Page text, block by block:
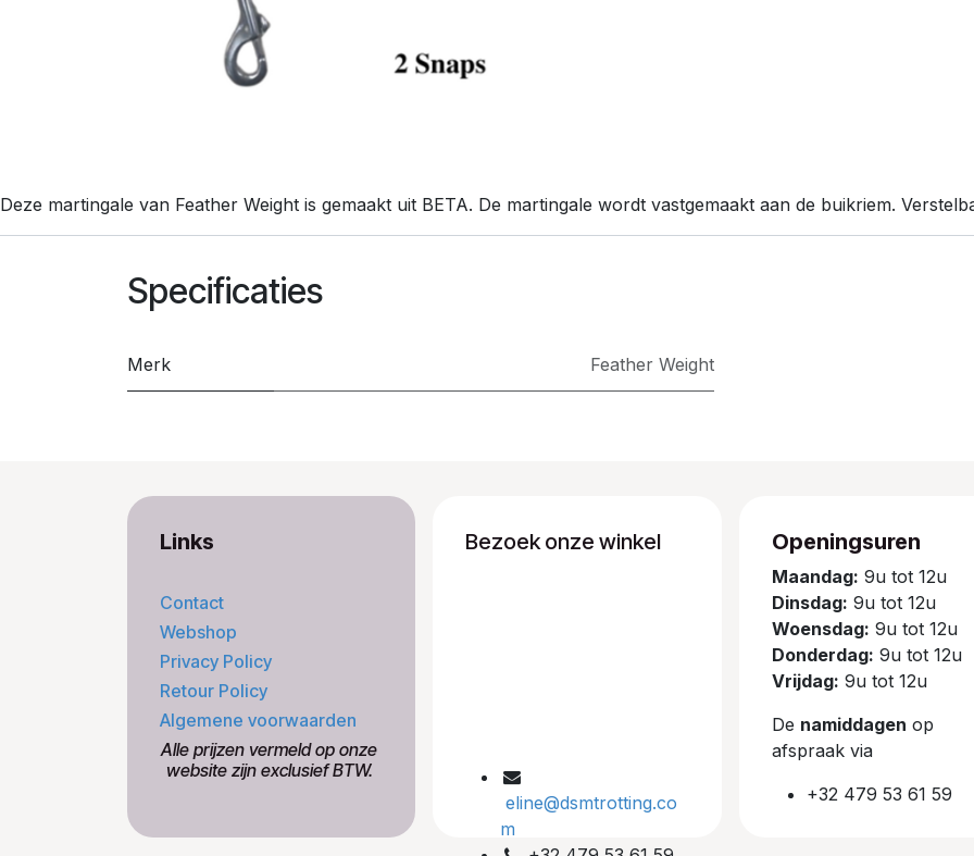
Deze martingale van Feather Weight is gemaakt uit BETA. De martingale wordt vastgemaakt aan de buikriem.
Specificaties
Merk Feather Weight
Links
Contact
Webshop
Privacy Policy
Retour Policy
Algemene voorwaarden
​Alle prijzen vermeld op onze
​website zijn exclusief BTW.
Bezoek onze winkel
eline@dsmtrotting.co
m
Openingsuren
Maandag: 9u tot 12u
Dinsdag: 9u tot 12u
Woensdag: 9u tot 12u
Donderdag: 9u tot 12u
Vrijdag: 9u tot 12u
De namiddagen op
afspraak via
+32 479 53 61 59